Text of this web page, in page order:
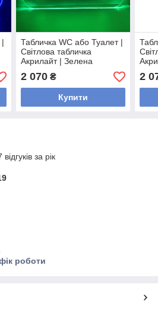
|
Табличка WC або Туалет |
Світлова табличка
Акрилайт | Зелена
2 070₴
Купити
2
за рік
роботи